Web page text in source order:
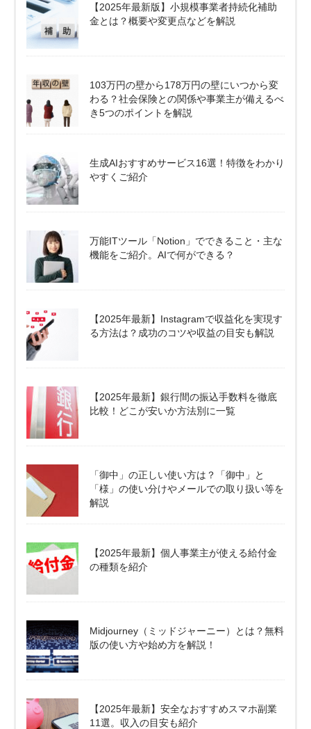
【2025年最新版】小規模事業者持続化補助
金とは？概要や変更点などを解説
103万円の壁から178万円の壁にいつから変
わる？社会保険との関係や事業主が備えるべ
き5つのポイントを解説
生成AIおすすめサービス16選！特徴をわかり
やすくご紹介
万能ITツール「Notion」でできること・主な
機能をご紹介。AIで何ができる？
【2025年最新】Instagramで収益化を実現す
る方法は？成功のコツや収益の目安も解説
【2025年最新】銀行間の振込手数料を徹底
比較！どこが安いか方法別に一覧
「御中」の正しい使い方は？「御中」と
「様」の使い分けやメールでの取り扱い等を
解説
【2025年最新】個人事業主が使える給付金
の種類を紹介
Midjourney（ミッドジャーニー）とは？無料
版の使い方や始め方を解説！
【2025年最新】安全なおすすめスマホ副業
11選。収入の目安も紹介